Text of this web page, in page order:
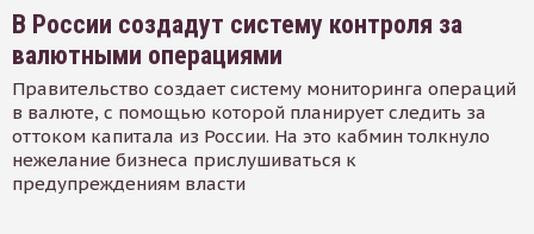
В России создадут систему контроля за
валютными операциями
Правительство создает систему мониторинга операций
в валюте, с помощью которой планирует следить за
оттоком капитала из России. На это кабмин толкнуло
нежелание бизнеса прислушиваться к
предупреждениям власти